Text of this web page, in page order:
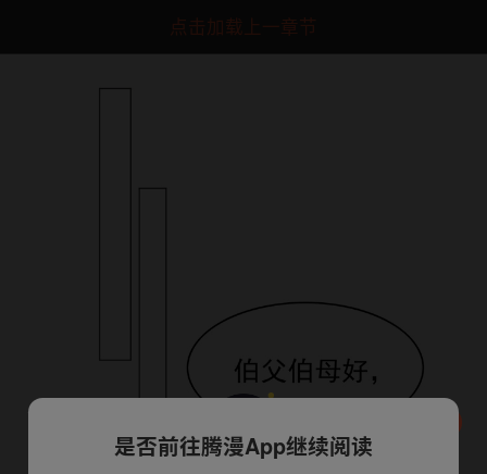
点击加载上一章节
是否前往腾漫App继续阅读